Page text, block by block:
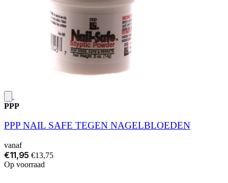
PPP
PPP NAIL SAFE TEGEN NAGELBLOEDEN
vanaf
€11,95 €13,75
Op voorraad